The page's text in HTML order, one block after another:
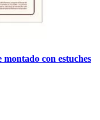
con estuches